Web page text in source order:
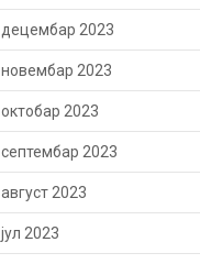
децембар 2023
новембар 2023
октобар 2023
септембар 2023
август 2023
јул 2023